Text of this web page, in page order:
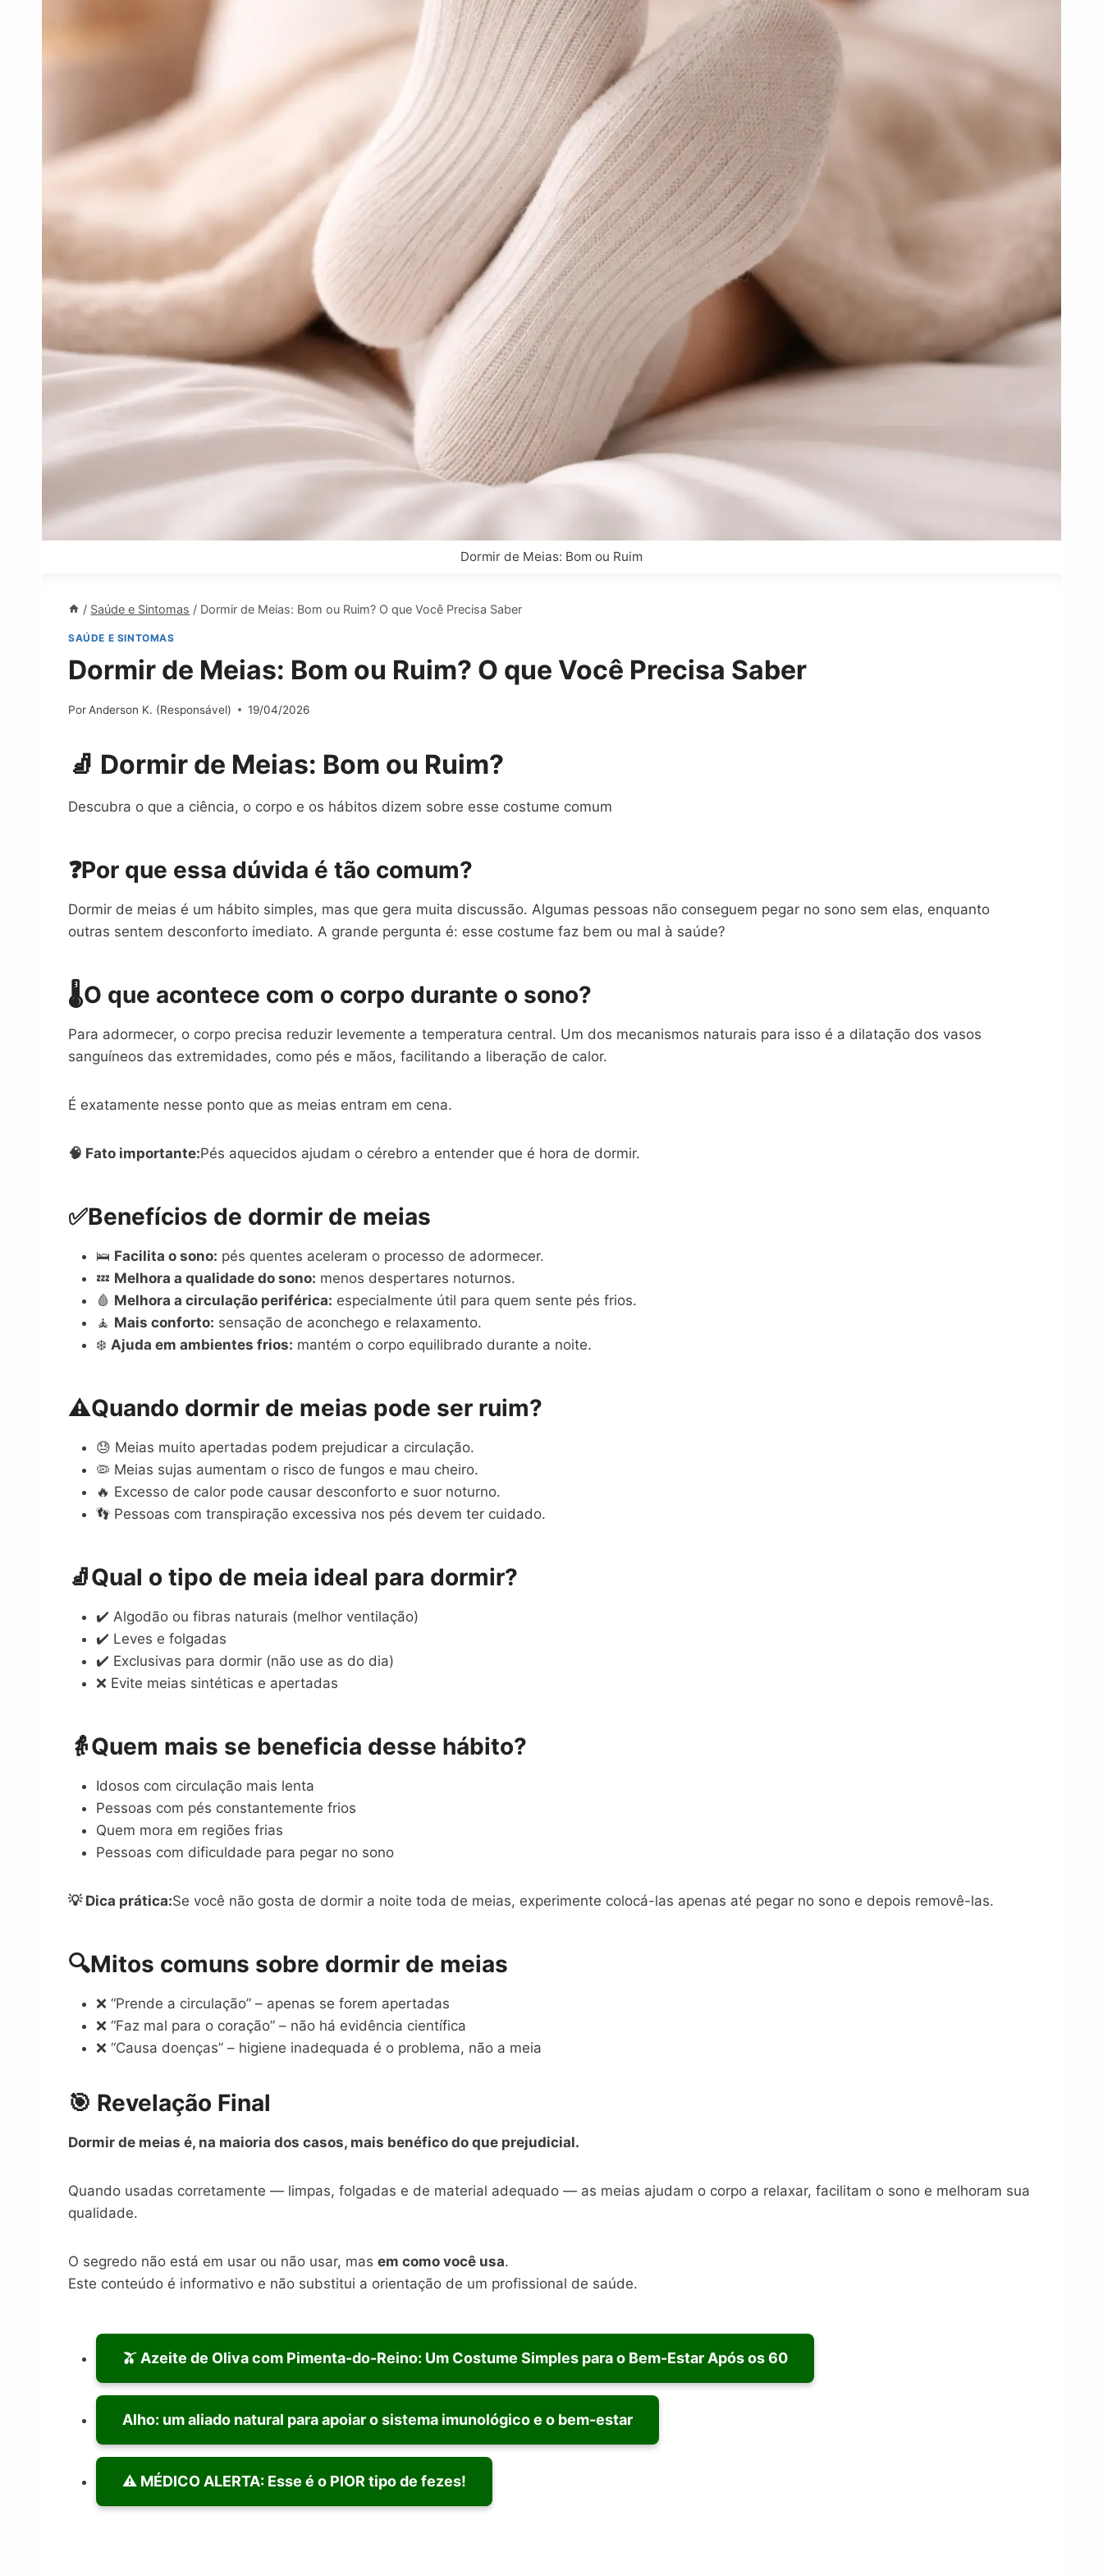
Dormir de Meias: Bom ou Ruim
/ Saúde e Sintomas / Dormir de Meias: Bom ou Ruim? O que Você Precisa Saber
SAÚDE E SINTOMAS
Dormir de Meias: Bom ou Ruim? O que Você Precisa Saber
Por Anderson K. (Responsável) 19/04/2026
🧦 Dormir de Meias: Bom ou Ruim?
Descubra o que a ciência, o corpo e os hábitos dizem sobre esse costume comum
❓Por que essa dúvida é tão comum?
Dormir de meias é um hábito simples, mas que gera muita discussão. Algumas pessoas não conseguem pegar no sono sem elas, enquanto
outras sentem desconforto imediato. A grande pergunta é: esse costume faz bem ou mal à saúde?
🌡️O que acontece com o corpo durante o sono?
Para adormecer, o corpo precisa reduzir levemente a temperatura central. Um dos mecanismos naturais para isso é a dilatação dos vasos
sanguíneos das extremidades, como pés e mãos, facilitando a liberação de calor.
É exatamente nesse ponto que as meias entram em cena.
🧠 Fato importante:Pés aquecidos ajudam o cérebro a entender que é hora de dormir.
✅Benefícios de dormir de meias
🛌 Facilita o sono: pés quentes aceleram o processo de adormecer.
💤 Melhora a qualidade do sono: menos despertares noturnos.
🩸 Melhora a circulação periférica: especialmente útil para quem sente pés frios.
🧘 Mais conforto: sensação de aconchego e relaxamento.
❄️ Ajuda em ambientes frios: mantém o corpo equilibrado durante a noite.
⚠️Quando dormir de meias pode ser ruim?
😓 Meias muito apertadas podem prejudicar a circulação.
🦠 Meias sujas aumentam o risco de fungos e mau cheiro.
🔥 Excesso de calor pode causar desconforto e suor noturno.
👣 Pessoas com transpiração excessiva nos pés devem ter cuidado.
🧦Qual o tipo de meia ideal para dormir?
✔️ Algodão ou fibras naturais (melhor ventilação)
✔️ Leves e folgadas
✔️ Exclusivas para dormir (não use as do dia)
❌ Evite meias sintéticas e apertadas
👵Quem mais se beneficia desse hábito?
Idosos com circulação mais lenta
Pessoas com pés constantemente frios
Quem mora em regiões frias
Pessoas com dificuldade para pegar no sono
💡 Dica prática:Se você não gosta de dormir a noite toda de meias, experimente colocá-las apenas até pegar no sono e depois removê-las.
🔍Mitos comuns sobre dormir de meias
❌ “Prende a circulação” – apenas se forem apertadas
❌ “Faz mal para o coração” – não há evidência científica
❌ “Causa doenças” – higiene inadequada é o problema, não a meia
🎯 Revelação Final
Dormir de meias é, na maioria dos casos, mais benéfico do que prejudicial.
Quando usadas corretamente — limpas, folgadas e de material adequado — as meias ajudam o corpo a relaxar, facilitam o sono e melhoram sua
qualidade.
O segredo não está em usar ou não usar, mas em como você usa.
Este conteúdo é informativo e não substitui a orientação de um profissional de saúde.
🫒 Azeite de Oliva com Pimenta-do-Reino: Um Costume Simples para o Bem-Estar Após os 60
Alho: um aliado natural para apoiar o sistema imunológico e o bem-estar
⚠️ MÉDICO ALERTA: Esse é o PIOR tipo de fezes!